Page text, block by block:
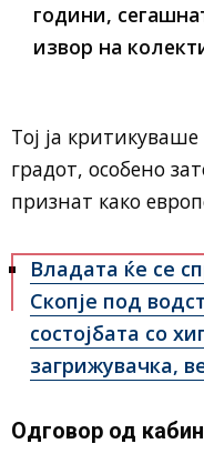
години,
извор на
Тој ја
градот, особено
признат како
Владата ќе се
Скопје под
состојбата со
загрижувачка,
Одговор од